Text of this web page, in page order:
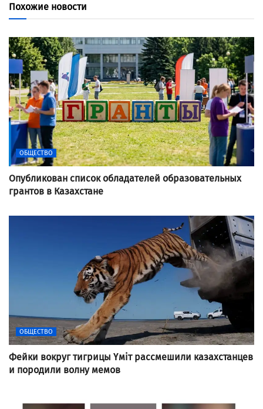
Похожие новости
ОБЩЕСТВО
Опубликован список обладателей образовательных
грантов в Казахстане
ОБЩЕСТВО
Фейки вокруг тигрицы Үміт рассмешили казахстанцев
и породили волну мемов